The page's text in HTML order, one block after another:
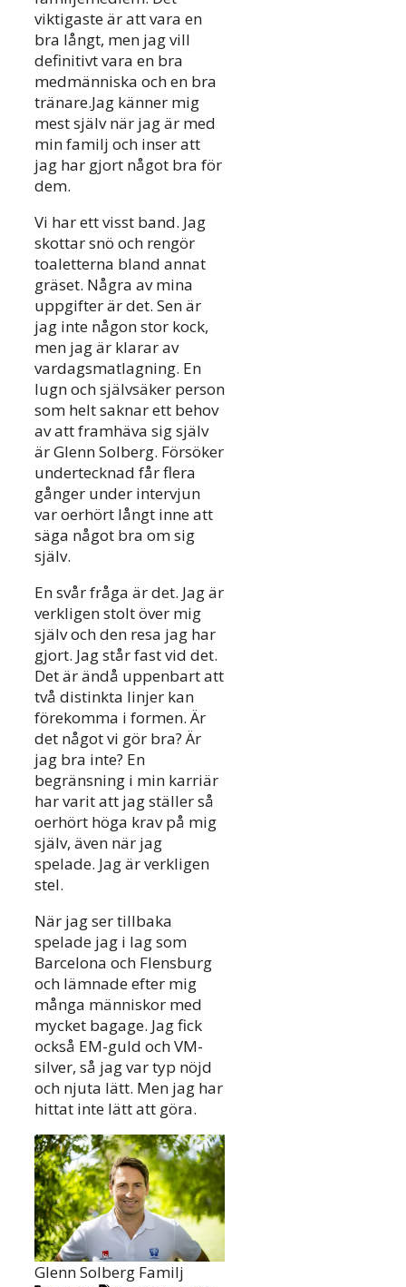
viktigaste är att vara en
bra långt, men jag vill
definitivt vara en bra
medmänniska och en bra
tränare.Jag känner mig
mest själv när jag är med
min familj och inser att
jag har gjort något bra för
dem.
Vi har ett visst band. Jag
skottar snö och rengör
toaletterna bland annat
gräset. Några av mina
uppgifter är det. Sen är
jag inte någon stor kock,
men jag är klarar av
vardagsmatlagning. En
lugn och självsäker person
som helt saknar ett behov
av att framhäva sig själv
är Glenn Solberg. Försöker
undertecknad får flera
gånger under intervjun
var oerhört långt inne att
säga något bra om sig
själv.
En svår fråga är det. Jag är
verkligen stolt över mig
själv och den resa jag har
gjort. Jag står fast vid det.
Det är ändå uppenbart att
två distinkta linjer kan
förekomma i formen. Är
det något vi gör bra? Är
jag bra inte? En
begränsning i min karriär
har varit att jag ställer så
oerhört höga krav på mig
själv, även när jag
spelade. Jag är verkligen
stel.
När jag ser tillbaka
spelade jag i lag som
Barcelona och Flensburg
och lämnade efter mig
många människor med
mycket bagage. Jag fick
också EM-guld och VM-
silver, så jag var typ nöjd
och njuta lätt. Men jag har
hittat inte lätt att göra.
Glenn Solberg Familj